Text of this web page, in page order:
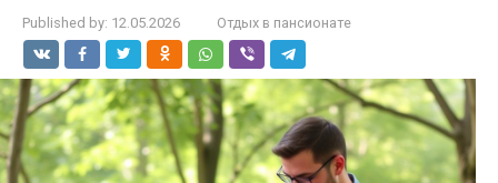
Published by: 12.05.2026 Отдых в пансионате